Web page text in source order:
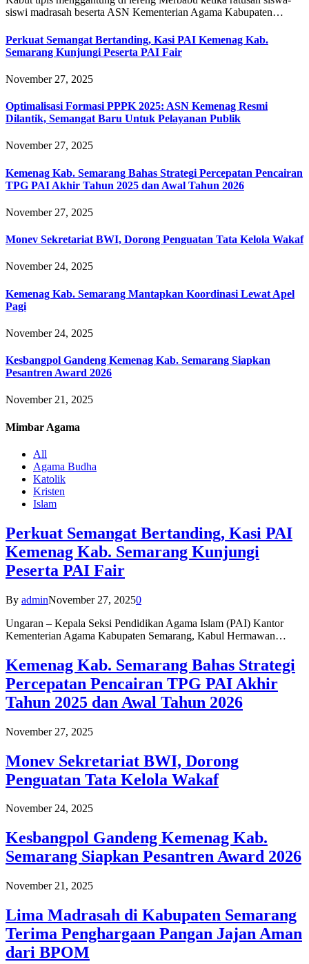
siswi madrasah beserta ASN Kementerian Agama Kabupaten…
Perkuat Semangat Bertanding, Kasi PAI Kemenag Kab.
Semarang Kunjungi Peserta PAI Fair
November 27, 2025
Optimalisasi Formasi PPPK 2025: ASN Kemenag Resmi
Dilantik, Semangat Baru Untuk Pelayanan Publik
November 27, 2025
Kemenag Kab. Semarang Bahas Strategi Percepatan Pencairan
TPG PAI Akhir Tahun 2025 dan Awal Tahun 2026
November 27, 2025
Monev Sekretariat BWI, Dorong Penguatan Tata Kelola Wakaf
November 24, 2025
Kemenag Kab. Semarang Mantapkan Koordinasi Lewat Apel
Pagi
November 24, 2025
Kesbangpol Gandeng Kemenag Kab. Semarang Siapkan
Pesantren Award 2026
November 21, 2025
Mimbar Agama
All
Agama Budha
Katolik
Kristen
Islam
Perkuat Semangat Bertanding, Kasi PAI
Kemenag Kab. Semarang Kunjungi
Peserta PAI Fair
By adminNovember 27, 20250
Ungaran – Kepala Seksi Pendidikan Agama Islam (PAI) Kantor
Kementerian Agama Kabupaten Semarang, Kabul Hermawan…
Kemenag Kab. Semarang Bahas Strategi
Percepatan Pencairan TPG PAI Akhir
Tahun 2025 dan Awal Tahun 2026
November 27, 2025
Monev Sekretariat BWI, Dorong
Penguatan Tata Kelola Wakaf
November 24, 2025
Kesbangpol Gandeng Kemenag Kab.
Semarang Siapkan Pesantren Award 2026
November 21, 2025
Lima Madrasah di Kabupaten Semarang
Terima Penghargaan Pangan Jajan Aman
dari BPOM